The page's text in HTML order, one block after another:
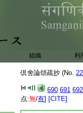
組織 利
倶舍論頌疏抄 (No.
690 691 692
点:無/有] [CITE]